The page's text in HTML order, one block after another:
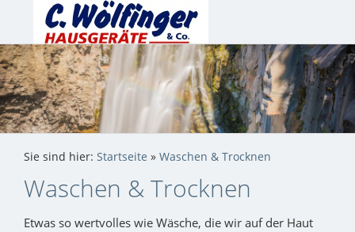
Sie sind hier: Startseite » Waschen & Trocknen
Waschen & Trocknen
Etwas so wertvolles wie Wäsche, die wir auf der Haut